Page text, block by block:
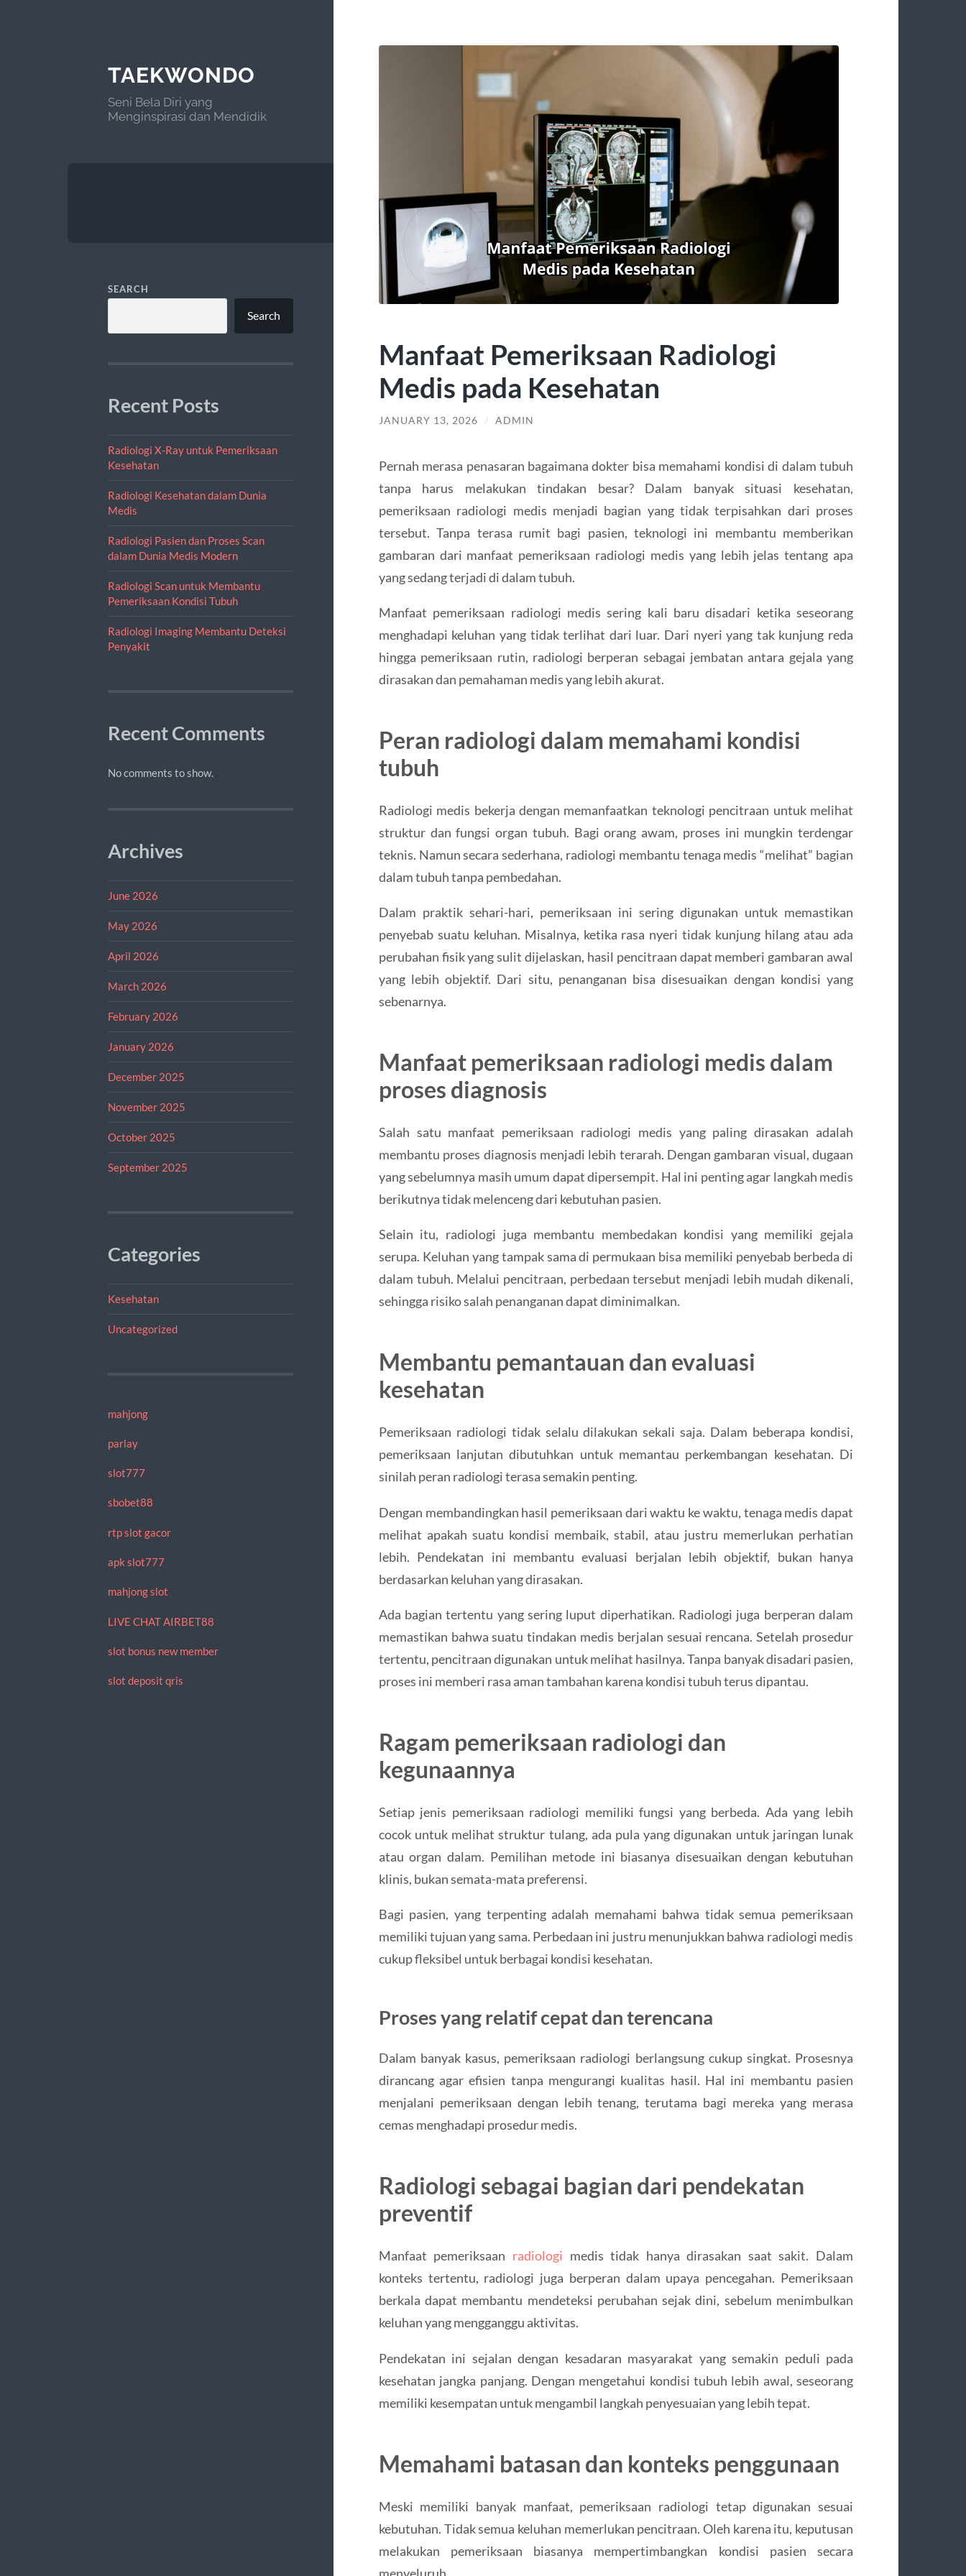
TAEKWONDO
Seni Bela Diri yang
Menginspirasi dan Mendidik
SEARCH
Search
Recent Posts
Radiologi X-Ray untuk Pemeriksaan
Kesehatan
Radiologi Kesehatan dalam Dunia
Medis
Radiologi Pasien dan Proses Scan
dalam Dunia Medis Modern
Radiologi Scan untuk Membantu
Pemeriksaan Kondisi Tubuh
Radiologi Imaging Membantu Deteksi
Penyakit
Recent Comments
No comments to show.
Archives
June 2026
May 2026
April 2026
March 2026
February 2026
January 2026
December 2025
November 2025
October 2025
September 2025
Categories
Kesehatan
Uncategorized
mahjong
parlay
slot777
sbobet88
rtp slot gacor
apk slot777
mahjong slot
LIVE CHAT AIRBET88
slot bonus new member
slot deposit qris
Manfaat Pemeriksaan Radiologi
Medis pada Kesehatan
JANUARY 13, 2026 / ADMIN
Pernah merasa penasaran bagaimana dokter bisa memahami kondisi di dalam tubuh
tanpa harus melakukan tindakan besar? Dalam banyak situasi kesehatan,
pemeriksaan radiologi medis menjadi bagian yang tidak terpisahkan dari proses
tersebut. Tanpa terasa rumit bagi pasien, teknologi ini membantu memberikan
gambaran dari manfaat pemeriksaan radiologi medis yang lebih jelas tentang apa
yang sedang terjadi di dalam tubuh.
Manfaat pemeriksaan radiologi medis sering kali baru disadari ketika seseorang
menghadapi keluhan yang tidak terlihat dari luar. Dari nyeri yang tak kunjung reda
hingga pemeriksaan rutin, radiologi berperan sebagai jembatan antara gejala yang
dirasakan dan pemahaman medis yang lebih akurat.
Peran radiologi dalam memahami kondisi
tubuh
Radiologi medis bekerja dengan memanfaatkan teknologi pencitraan untuk melihat
struktur dan fungsi organ tubuh. Bagi orang awam, proses ini mungkin terdengar
teknis. Namun secara sederhana, radiologi membantu tenaga medis “melihat” bagian
dalam tubuh tanpa pembedahan.
Dalam praktik sehari-hari, pemeriksaan ini sering digunakan untuk memastikan
penyebab suatu keluhan. Misalnya, ketika rasa nyeri tidak kunjung hilang atau ada
perubahan fisik yang sulit dijelaskan, hasil pencitraan dapat memberi gambaran awal
yang lebih objektif. Dari situ, penanganan bisa disesuaikan dengan kondisi yang
sebenarnya.
Manfaat pemeriksaan radiologi medis dalam
proses diagnosis
Salah satu manfaat pemeriksaan radiologi medis yang paling dirasakan adalah
membantu proses diagnosis menjadi lebih terarah. Dengan gambaran visual, dugaan
yang sebelumnya masih umum dapat dipersempit. Hal ini penting agar langkah medis
berikutnya tidak melenceng dari kebutuhan pasien.
Selain itu, radiologi juga membantu membedakan kondisi yang memiliki gejala
serupa. Keluhan yang tampak sama di permukaan bisa memiliki penyebab berbeda di
dalam tubuh. Melalui pencitraan, perbedaan tersebut menjadi lebih mudah dikenali,
sehingga risiko salah penanganan dapat diminimalkan.
Membantu pemantauan dan evaluasi
kesehatan
Pemeriksaan radiologi tidak selalu dilakukan sekali saja. Dalam beberapa kondisi,
pemeriksaan lanjutan dibutuhkan untuk memantau perkembangan kesehatan. Di
sinilah peran radiologi terasa semakin penting.
Dengan membandingkan hasil pemeriksaan dari waktu ke waktu, tenaga medis dapat
melihat apakah suatu kondisi membaik, stabil, atau justru memerlukan perhatian
lebih. Pendekatan ini membantu evaluasi berjalan lebih objektif, bukan hanya
berdasarkan keluhan yang dirasakan.
Ada bagian tertentu yang sering luput diperhatikan. Radiologi juga berperan dalam
memastikan bahwa suatu tindakan medis berjalan sesuai rencana. Setelah prosedur
tertentu, pencitraan digunakan untuk melihat hasilnya. Tanpa banyak disadari pasien,
proses ini memberi rasa aman tambahan karena kondisi tubuh terus dipantau.
Ragam pemeriksaan radiologi dan
kegunaannya
Setiap jenis pemeriksaan radiologi memiliki fungsi yang berbeda. Ada yang lebih
cocok untuk melihat struktur tulang, ada pula yang digunakan untuk jaringan lunak
atau organ dalam. Pemilihan metode ini biasanya disesuaikan dengan kebutuhan
klinis, bukan semata-mata preferensi.
Bagi pasien, yang terpenting adalah memahami bahwa tidak semua pemeriksaan
memiliki tujuan yang sama. Perbedaan ini justru menunjukkan bahwa radiologi medis
cukup fleksibel untuk berbagai kondisi kesehatan.
Proses yang relatif cepat dan terencana
Dalam banyak kasus, pemeriksaan radiologi berlangsung cukup singkat. Prosesnya
dirancang agar efisien tanpa mengurangi kualitas hasil. Hal ini membantu pasien
menjalani pemeriksaan dengan lebih tenang, terutama bagi mereka yang merasa
cemas menghadapi prosedur medis.
Radiologi sebagai bagian dari pendekatan
preventif
Manfaat pemeriksaan radiologi medis tidak hanya dirasakan saat sakit. Dalam
konteks tertentu, radiologi juga berperan dalam upaya pencegahan. Pemeriksaan
berkala dapat membantu mendeteksi perubahan sejak dini, sebelum menimbulkan
keluhan yang mengganggu aktivitas.
Pendekatan ini sejalan dengan kesadaran masyarakat yang semakin peduli pada
kesehatan jangka panjang. Dengan mengetahui kondisi tubuh lebih awal, seseorang
memiliki kesempatan untuk mengambil langkah penyesuaian yang lebih tepat.
Memahami batasan dan konteks penggunaan
Meski memiliki banyak manfaat, pemeriksaan radiologi tetap digunakan sesuai
kebutuhan. Tidak semua keluhan memerlukan pencitraan. Oleh karena itu, keputusan
melakukan pemeriksaan biasanya mempertimbangkan kondisi pasien secara
menyeluruh.